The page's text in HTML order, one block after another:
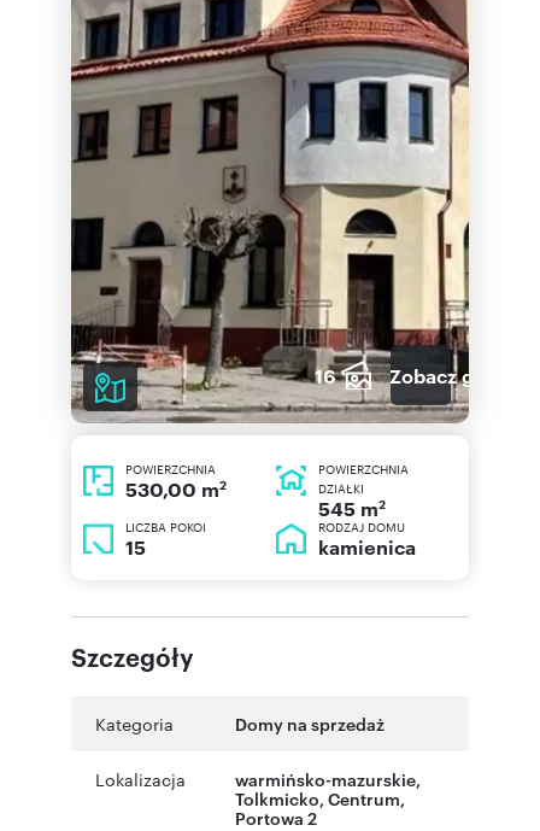
16 Zobacz galerię
POWIERZCHNIA
530,00 m2
POWIERZCHNIA
DZIAŁKI
545 m2
LICZBA POKOI
15
RODZAJ DOMU
kamienica
Szczegóły
Kategoria Domy na sprzedaż
Lokalizacja warmińsko-mazurskie,
Tolkmicko, Centrum,
Portowa 2